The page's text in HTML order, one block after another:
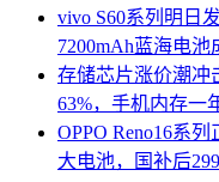
vivo S60系列明日
7200mAh蓝海电池
存储芯片涨价潮冲
63%，手机内存一
OPPO Reno16系
大电池，国补后